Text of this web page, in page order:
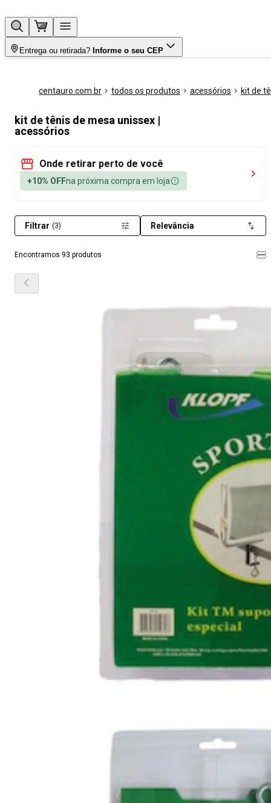
Entrega ou retirada? Informe o seu CEP
centauro.com.br todos os produtos acessórios kit de
kit de tênis de mesa unissex |
acessórios
Onde retirar perto de você
+10% OFFna próxima compra em loja
Encontramos 93 produtos
Filtrar (3) Relevância